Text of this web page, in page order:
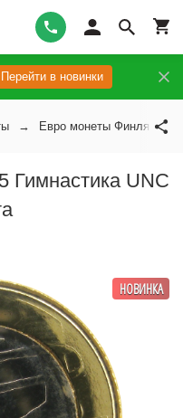
Перейти в новинки
Евро монеты Финляндии
Гимнастика UNC
НОВИНКА